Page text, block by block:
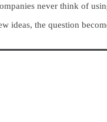
never think of
ideas, the question